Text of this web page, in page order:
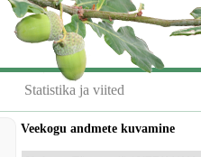
Statistika ja viited
Veekogu andmete kuvamine